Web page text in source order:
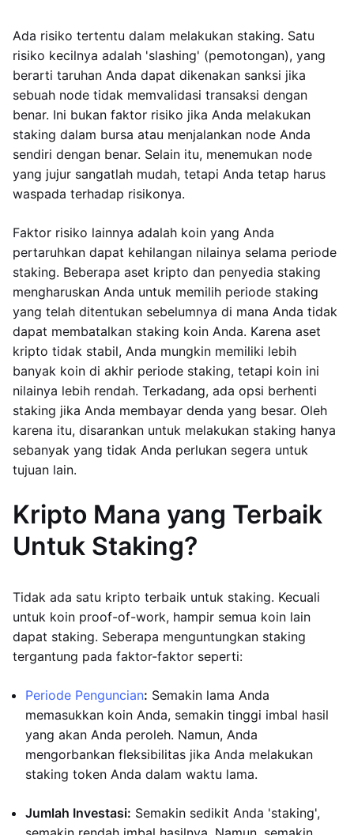
Ada risiko tertentu dalam melakukan staking. Satu
risiko kecilnya adalah 'slashing' (pemotongan), yang
berarti taruhan Anda dapat dikenakan sanksi jika
sebuah node tidak memvalidasi transaksi dengan
benar. Ini bukan faktor risiko jika Anda melakukan
staking dalam bursa atau menjalankan node Anda
sendiri dengan benar. Selain itu, menemukan node
yang jujur sangatlah mudah, tetapi Anda tetap harus
waspada terhadap risikonya.
Faktor risiko lainnya adalah koin yang Anda
pertaruhkan dapat kehilangan nilainya selama periode
staking. Beberapa aset kripto dan penyedia staking
mengharuskan Anda untuk memilih periode staking
yang telah ditentukan sebelumnya di mana Anda tidak
dapat membatalkan staking koin Anda. Karena aset
kripto tidak stabil, Anda mungkin memiliki lebih
banyak koin di akhir periode staking, tetapi koin ini
nilainya lebih rendah. Terkadang, ada opsi berhenti
staking jika Anda membayar denda yang besar. Oleh
karena itu, disarankan untuk melakukan staking hanya
sebanyak yang tidak Anda perlukan segera untuk
tujuan lain.
Kripto Mana yang Terbaik
Untuk Staking?
Tidak ada satu kripto terbaik untuk staking. Kecuali
untuk koin proof-of-work, hampir semua koin lain
dapat staking. Seberapa menguntungkan staking
tergantung pada faktor-faktor seperti:
Periode Penguncian: Semakin lama Anda
memasukkan koin Anda, semakin tinggi imbal hasil
yang akan Anda peroleh. Namun, Anda
mengorbankan fleksibilitas jika Anda melakukan
staking token Anda dalam waktu lama.
Jumlah Investasi: Semakin sedikit Anda 'staking',